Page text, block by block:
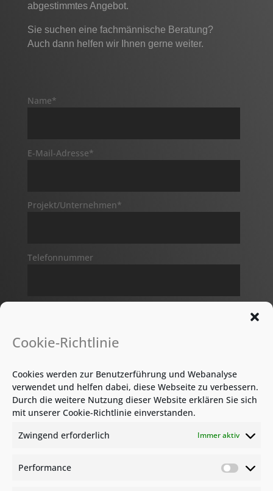
Cookie-Richtlinie
Cookies werden zur Benutzerführung und Webanalyse
verwendet und helfen dabei, diese Webseite zu verbessern.
Durch die weitere Nutzung dieser Website erklären Sie sich
mit unserer Cookie-Richtlinie einverstanden.
Zwingend erforderlich
Immer aktiv
Performance
abgestimmtes Angebot.
Sie suchen eine fachmännische Beratung?
Auch dann helfen wir Ihnen gerne weiter.
Name*
E-Mail-Adresse*
Projekt/Unternehmen*
Telefonnummer
Ich stimme zu, dass meine Angaben aus dem
Anfrage erhoben und verarbeitet werden.